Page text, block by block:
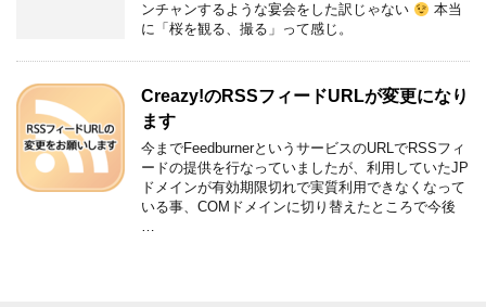
ンチャンするような宴会をした訳じゃない
本当
に「桜を観る、撮る」って感じ。
Creazy!のRSSフィードURLが変更になり
ます
今までFeedburnerというサービスのURLでRSSフィ
ードの提供を行なっていましたが、利用していたJP
ドメインが有効期限切れで実質利用できなくなって
いる事、COMドメインに切り替えたところで今後
…